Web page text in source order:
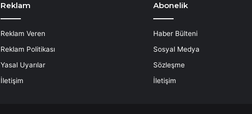
Reklam
Reklam Veren
Reklam Politikası
Yasal Uyarılar
İletişim
Abonelik
Haber Bülteni
Sosyal Medya
Sözleşme
İletişim